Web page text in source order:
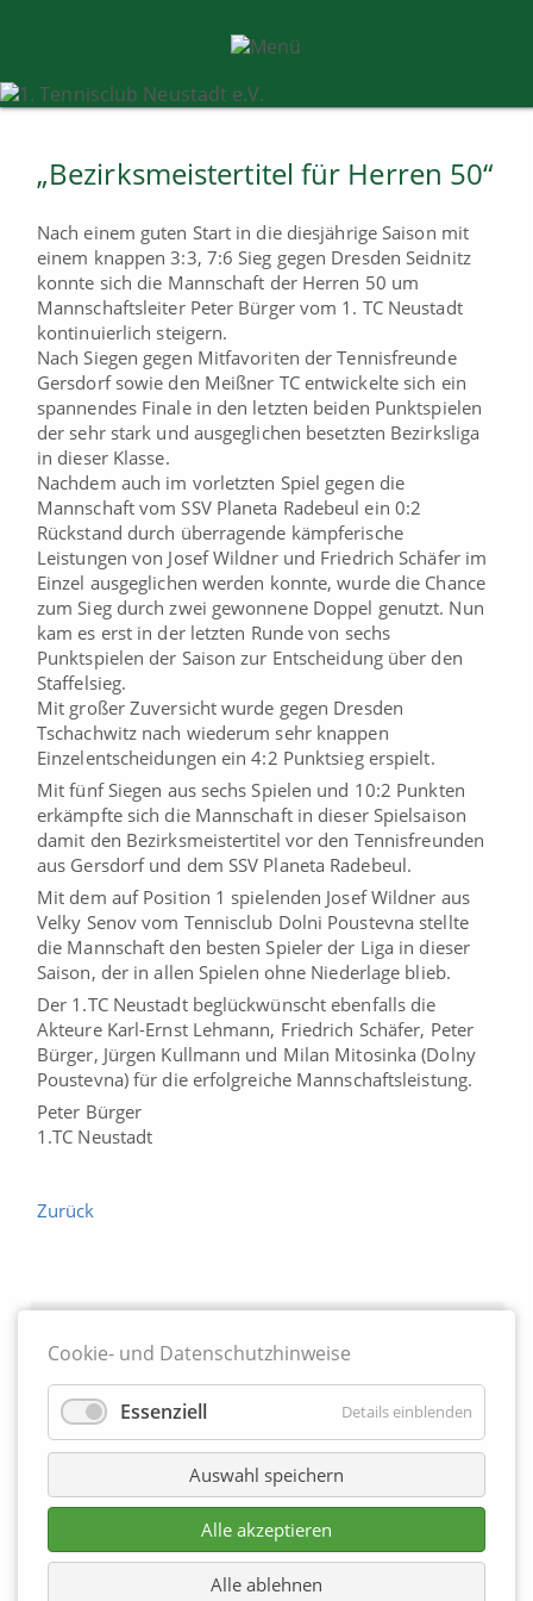
„Bezirksmeistertitel für Herren 50“
Nach einem guten Start in die diesjährige Saison mit
einem knappen 3:3, 7:6 Sieg gegen Dresden Seidnitz
konnte sich die Mannschaft der Herren 50 um
Mannschaftsleiter Peter Bürger vom 1. TC Neustadt
kontinuierlich steigern.
Nach Siegen gegen Mitfavoriten der Tennisfreunde
Gersdorf sowie den Meißner TC entwickelte sich ein
spannendes Finale in den letzten beiden Punktspielen
der sehr stark und ausgeglichen besetzten Bezirksliga
in dieser Klasse.
Nachdem auch im vorletzten Spiel gegen die
Mannschaft vom SSV Planeta Radebeul ein 0:2
Rückstand durch überragende kämpferische
Leistungen von Josef Wildner und Friedrich Schäfer im
Einzel ausgeglichen werden konnte, wurde die Chance
zum Sieg durch zwei gewonnene Doppel genutzt. Nun
kam es erst in der letzten Runde von sechs
Punktspielen der Saison zur Entscheidung über den
Staffelsieg.
Mit großer Zuversicht wurde gegen Dresden
Tschachwitz nach wiederum sehr knappen
Einzelentscheidungen ein 4:2 Punktsieg erspielt.
Mit fünf Siegen aus sechs Spielen und 10:2 Punkten
erkämpfte sich die Mannschaft in dieser Spielsaison
damit den Bezirksmeistertitel vor den Tennisfreunden
aus Gersdorf und dem SSV Planeta Radebeul.
Mit dem auf Position 1 spielenden Josef Wildner aus
Velky Senov vom Tennisclub Dolni Poustevna stellte
die Mannschaft den besten Spieler der Liga in dieser
Saison, der in allen Spielen ohne Niederlage blieb.
Der 1.TC Neustadt beglückwünscht ebenfalls die
Akteure Karl-Ernst Lehmann, Friedrich Schäfer, Peter
Bürger, Jürgen Kullmann und Milan Mitosinka (Dolny
Poustevna) für die erfolgreiche Mannschaftsleistung.
Peter Bürger
1.TC Neustadt
Zurück
Cookie- und Datenschutzhinweise
Essenziell Details einblenden
Auswahl speichern
Alle akzeptieren
Alle ablehnen